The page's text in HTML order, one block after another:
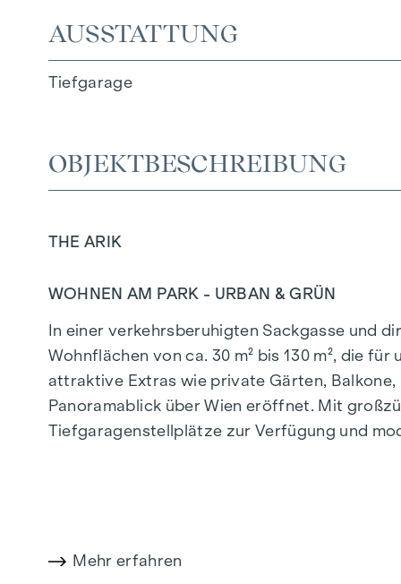
AUSSTATTUNG
Tiefgarage
OBJEKTBESCHREIBUNG
THE ARIK
WOHNEN AM PARK - URBAN & GRÜN
In einer verkehrsberuhigten Sackgasse und
Wohnflächen von ca. 30 m² bis 130 m², die
attraktive Extras wie private Gärten, Balkone,
Panoramablick über Wien eröffnet. Mit
Tiefgaragenstellplätze zur Verfügung und
Mehr erfahren